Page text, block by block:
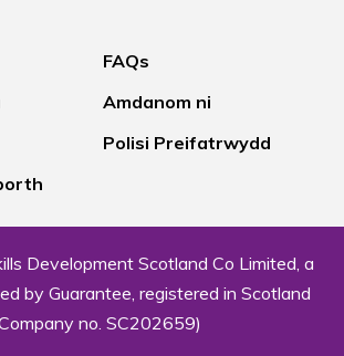
FAQs
Amdanom ni
Polisi Preifatrwydd
Development Scotland Co Limited, a
by Guarantee, registered in Scotland
no. SC202659)